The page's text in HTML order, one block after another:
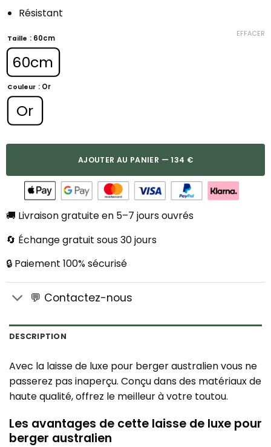
Résistant
Taille : 60cm
60cm
Couleur : Or
Or
EFFACER
AJOUTER AU PANIER — 134 €
🚚 Livraison gratuite en 5–7 jours ouvrés
🔄 Échange gratuit sous 30 jours
🔒 Paiement 100% sécurisé
💬 Contactez-nous
DESCRIPTION
Avec la laisse de luxe pour berger australien vous ne
passerez pas inaperçu. Conçu dans des matériaux de
haute qualité, offrez le meilleur à votre toutou.
Les avantages de cette laisse de luxe pour
berger australien